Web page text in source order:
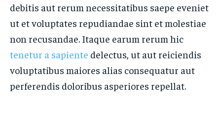
debitis aut rerum necessitatibus saepe eveniet
ut et voluptates repudiandae sint et molestiae
non recusandae. Itaque earum rerum hic
tenetur a sapiente delectus, ut aut reiciendis
voluptatibus maiores alias consequatur aut
perferendis doloribus asperiores repellat.